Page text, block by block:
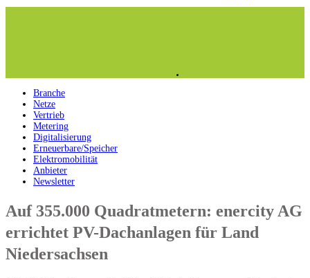
Branche
Netze
Vertrieb
Metering
Digitalisierung
Erneuerbare/Speicher
Elektromobilität
Anbieter
Newsletter
Auf 355.000 Quadratmetern: enercity AG
errichtet PV-Dachanlagen für Land
Niedersachsen